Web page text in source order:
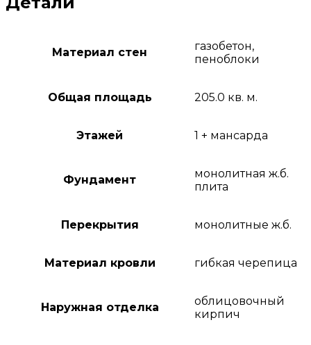
Материал стен
газобетон,
пеноблоки
Общая площадь 205.0 кв. м.
Этажей 1 + мансарда
Фундамент
монолитная ж.б.
плита
Перекрытия монолитные ж.б.
Материал кровли гибкая черепица
Наружная отделка
облицовочный
кирпич